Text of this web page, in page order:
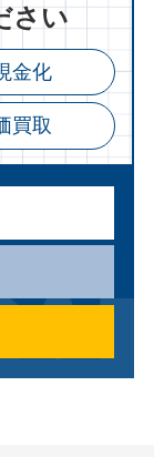
さい
金化
買取